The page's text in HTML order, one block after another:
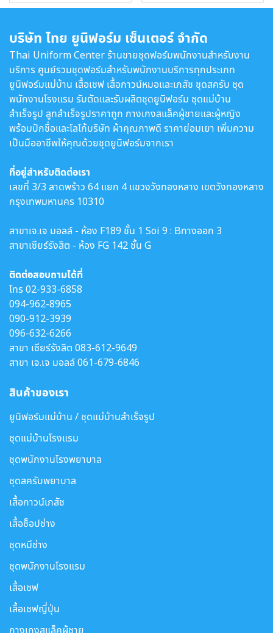
บริษัท ไทย ยูนิฟอร์ม เซ็นเตอร์ จำกัด
Thai Uniform Center ร้านขายชุดฟอร์มพนักงานสำหรับงาน
บริการ ศูนย์รวมชุดฟอร์มสำหรับพนักงานบริการทุกประเภท
ยูนิฟอร์มแม่บ้าน เสื้อเชฟ เสื้อกาวน์หมอและเภสัช ชุดสครับ ชุด
พนักงานโรงแรม รับตัดและรับผลิตชุดยูนิฟอร์ม ชุดแม่บ้าน
สำเร็จรูป สูทสำเร็จรูปราคาถูก กางเกงสแล็คผู้ชายและผู้หญิง
พร้อมปักชื่อและโลโก้บริษัท ผ้าคุณภาพดี ราคาย่อมเยา เพิ่มความ
เป็นมืออาชีพให้คุณด้วยชุดยูนิฟอร์มจากเรา
ที่อยู่สำหรับติดต่อเรา
เลขที่ 3/3 ลาดพร้าว 64 แยก 4 แขวงวังทองหลาง เขตวังทองหลาง
กรุงเทพมหานคร 10310
สาขาเจ.เจ มอลล์ - ห้อง F189 ชั้น 1 Soi 9 : Bทางออก 3
สาขาเซียร์รังสิต - ห้อง FG 142 ชั้น G
ติดต่อสอบถามได้ที่
โทร02-933-6858
094-962-8965
090-912-3939
096-632-6266
สาขา เซียร์รังสิต 083-612-9649
สาขา เจ.เจ มอลล์061-679-6846
สินค้าของเรา
ยูนิฟอร์มแม่บ้าน / ชุดแม่บ้านสำเร็จรูป
ชุดแม่บ้านโรงแรม
ชุดพนักงานโรงพยาบาล
ชุดสครับพยาบาล
เสื้อกาวน์เภสัช
เสื้อช็อปช่าง
ชุดหมีช่าง
ชุดพนักงานโรงแรม
เสื้อเชฟ
เสื้อเชฟญี่ปุ่น
กางเกงสแล็คผู้ชาย